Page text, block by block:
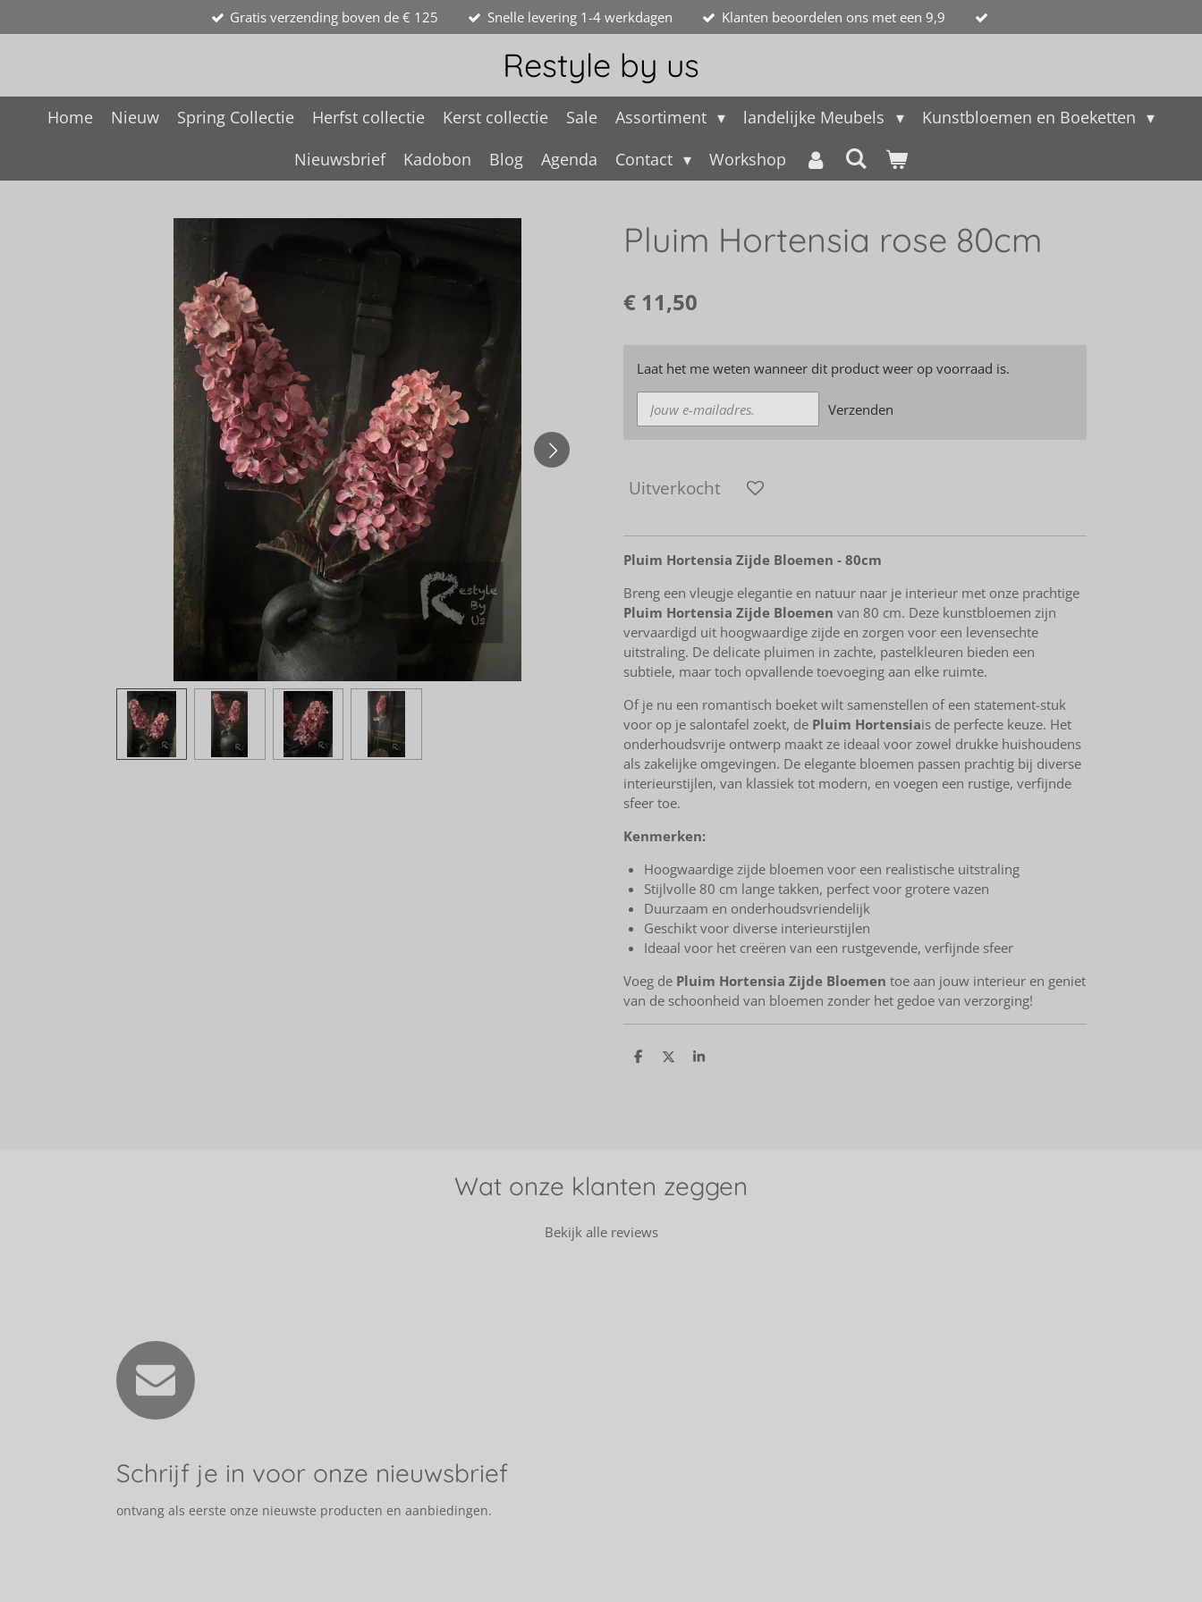
direct
hoofdinhoud
Gratis verzending boven de € 125 Snelle levering 1-4 werkdagen Klanten beoordelen ons met een 9,9
Restyle by us
Home Nieuw Spring Collectie Herfst collectie Kerst collectie Sale Assortiment landelijke Meubels
Kunstbloemen en Boeketten
Nieuwsbrief
Kadobon Blog Agenda Contact Workshop
Pluim Hortensia rose 80cm
€ 11,50
Laat het me weten wanneer dit product weer op voorraad is.
Verzenden
Uitverkocht
Pluim Hortensia Zijde Bloemen - 80cm
Breng een vleugje elegantie en natuur naar je interieur met onze prachtige
Pluim Hortensia Zijde Bloemen van 80 cm. Deze kunstbloemen zijn
vervaardigd uit hoogwaardige zijde en zorgen voor een levensechte
uitstraling. De delicate pluimen in zachte, pastelkleuren bieden een
subtiele, maar toch opvallende toevoeging aan elke ruimte.
Of je nu een romantisch boeket wilt samenstellen of een statement-stuk
voor op je salontafel zoekt, de Pluim Hortensiais de perfecte keuze. Het
onderhoudsvrije ontwerp maakt ze ideaal voor zowel drukke huishoudens
als zakelijke omgevingen. De elegante bloemen passen prachtig bij diverse
interieurstijlen, van klassiek tot modern, en voegen een rustige, verfijnde
sfeer toe.
Kenmerken:
Hoogwaardige zijde bloemen voor een realistische uitstraling
Stijlvolle 80 cm lange takken, perfect voor grotere vazen
Duurzaam en onderhoudsvriendelijk
Geschikt voor diverse interieurstijlen
Ideaal voor het creëren van een rustgevende, verfijnde sfeer
Voeg de Pluim Hortensia Zijde Bloemen toe aan jouw interieur en geniet
van de schoonheid van bloemen zonder het gedoe van verzorging!
D
D
S
Wat onze klanten zeggen
Bekijk alle reviews
Schrijf je in voor onze nieuwsbrief
ontvang als eerste onze nieuwste producten en aanbiedingen.